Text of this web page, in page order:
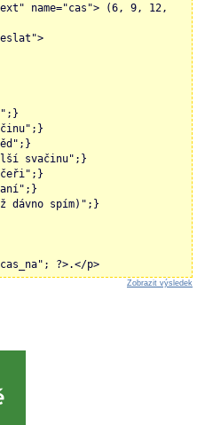
name="cas"> (6, 9, 12,
svačinu";}
dávno spím)";}
?>.</p>
Zobrazit výsledek